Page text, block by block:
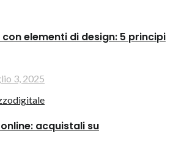
elementi di design: 5 principi
3, 2025
acquistali su